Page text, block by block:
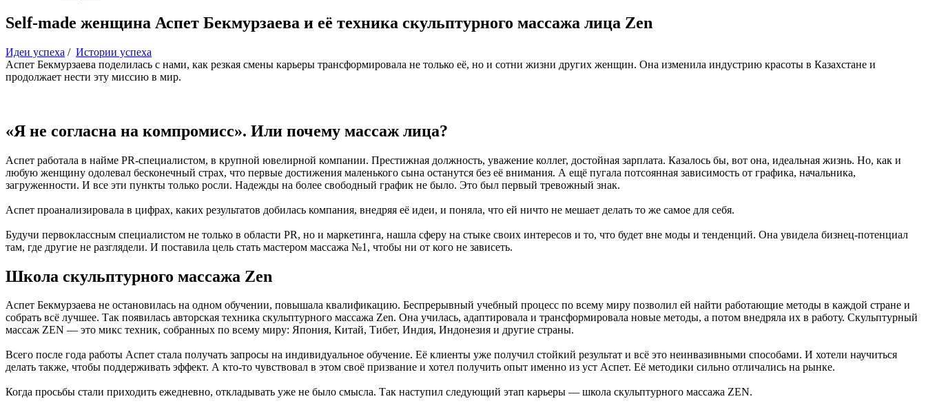
Self-made женщина Аспет Бекмурзаева и её техника скульптурного массажа лица Zen
Идеи успеха / Истории успеха
Аспет Бекмурзаева поделилась с нами, как резкая смены карьеры трансформировала не только её, но и сотни жизни других женщин. Она изменила индустрию красоты в Казахстане и
продолжает нести эту миссию в мир.
«Я не согласна на компромисс». Или почему массаж лица?
Аспет работала в найме PR-специалистом, в крупной ювелирной компании. Престижная должность, уважение коллег, достойная зарплата. Казалось бы, вот она, идеальная жизнь. Но, как и
любую женщину одолевал бесконечный страх, что первые достижения маленького сына останутся без её внимания. А ещё пугала потсоянная зависимость от графика, начальника,
загруженности. И все эти пункты только росли. Надежды на более свободный график не было. Это был первый тревожный знак.
Аспет проанализировала в цифрах, каких результатов добилась компания, внедряя её идеи, и поняла, что ей ничто не мешает делать то же самое для себя.
Будучи первоклассным специалистом не только в области PR, но и маркетинга, нашла сферу на стыке своих интересов и то, что будет вне моды и тенденций. Она увидела бизнец-потенциал
там, где другие не разглядели. И поставила цель стать мастером массажа №1, чтобы ни от кого не зависеть.
Школа скульптурного массажа Zen
Аспет Бекмурзаева не остановилась на одном обучении, повышала квалификацию. Беспрерывный учебный процесс по всему миру позволил ей найти работающие методы в каждой стране и
собрать всё лучшее. Так появилась авторская техника скульптурного массажа Zen. Она училась, адаптировала и трансформировала новые методы, а потом внедряла их в работу. Скульптурный
массаж ZEN — это микс техник, собранных по всему миру: Япония, Китай, Тибет, Индия, Индонезия и другие страны.
Всего после года работы Аспет стала получать запросы на индивидуальное обучение. Её клиенты уже получил стойкий результат и всё это неинвазивными способами. И хотели научиться
делать также, чтобы поддерживать эффект. А кто-то чувствовал в этом своё призвание и хотел получить опыт именно из уст Аспет. Её методики сильно отличались на рынке.
Когда просьбы стали приходить ежедневно, откладывать уже не было смысла. Так наступил следующий этап карьеры — школа скульптурного массажа ZEN.